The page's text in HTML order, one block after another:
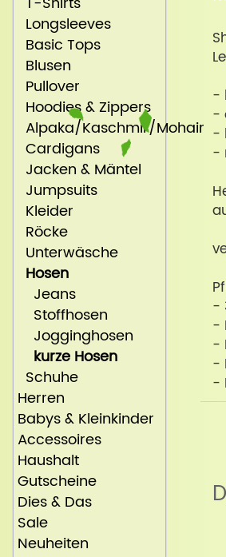
-
-
-
-
-
-
-
-
-
Longsleeves
Basic Tops
Blusen
Pullover
Hoodies & Zippers
Alpaka/Kaschmir/Mohair
Cardigans
Jacken & Mäntel
Jumpsuits
Kleider
Röcke
Unterwäsche
Hosen
Jeans
Stoffhosen
Jogginghosen
kurze Hosen
Schuhe
Herren
Babys & Kleinkinder
Accessoires
Haushalt
Gutscheine
Dies & Das
Sale
Neuheiten